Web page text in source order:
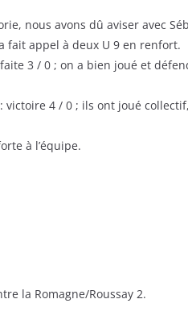
nous avons dû aviser avec
fait appel à deux U 9 en renfort.
3 / 0 ; on a bien joué et
4 / 0 ; ils ont joué
à l’équipe.
la Romagne/Roussay 2.